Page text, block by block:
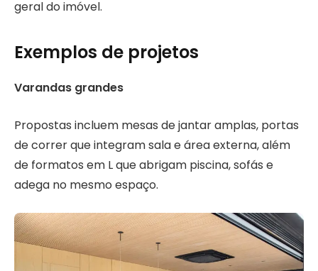
geral do imóvel.
Exemplos de projetos
Varandas grandes
Propostas incluem mesas de jantar amplas, portas
de correr que integram sala e área externa, além
de formatos em L que abrigam piscina, sofás e
adega no mesmo espaço.